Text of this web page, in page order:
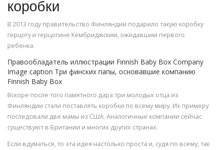
коробки
В 2013 году правительство Финляндии подарило такую коробку
герцогу и герцогине Кембриджским, ожидавшим первого
ребенка.
Правообладатель иллюстрации Finnish Baby Box Company
Image caption Три финских папы, основавшие компанию
Finnish Baby Box
Вскоре после того памятного дара три молодых отца из
Финляндии стали поставлять коробки по всему миру. Их примеру
последовали две мамы из США. Аналогичные компании сейчас
существуют в Британии и многих других странах.
Если вдуматься, то эта идея настолько проста и, судя по всему, так